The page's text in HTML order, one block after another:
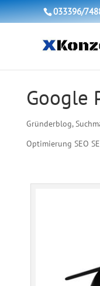
033396/
Google
Gründerblog,
Optimierung SEO